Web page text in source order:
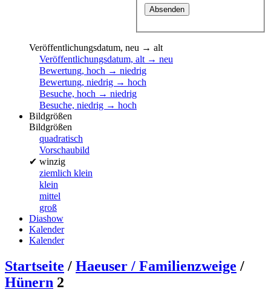
Veröffentlichungsdatum, neu → alt
Veröffentlichungsdatum, alt → neu
Bewertung, hoch → niedrig
Bewertung, niedrig → hoch
Besuche, hoch → niedrig
Besuche, niedrig → hoch
Bildgrößen
Bildgrößen
quadratisch
Vorschaubild
✔ winzig
ziemlich klein
klein
mittel
groß
Diashow
Kalender
Kalender
Startseite / Haeuser / Familienzweige /
Hünern 2